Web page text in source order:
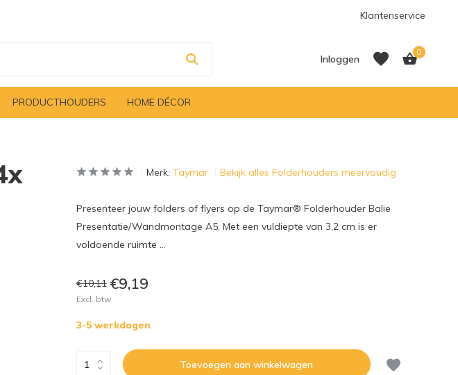
Klantenservice
Inloggen
Account aanmaken
0
PRODUCTHOUDERS HOME DÉCOR
Merk: Taymar Bekijk alles Folderhouders meervoudig
Presenteer jouw folders of flyers op de Taymar® Folderhouder Balie
Presentatie/Wandmontage A5. Met een vuldiepte van 3,2 cm is er
voldoende ruimte ...
€10,11 €9,19
Excl. btw
3-5 werkdagen
Toevoegen aan winkelwagen